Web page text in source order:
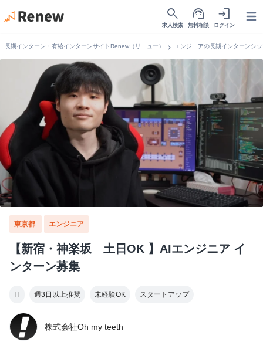
search
求人検索
support_agent
無料相談
login
ログイン
長期インターン・有給インターンサイトRenew（リニュー） chevron_right エンジニアの長期インターンシ
東京都 エンジニア
【新宿・神楽坂 土日OK 】AIエンジニア イ
ンターン募集
IT 週3日以上推奨 未経験OK スタートアップ
株式会社Oh my teeth